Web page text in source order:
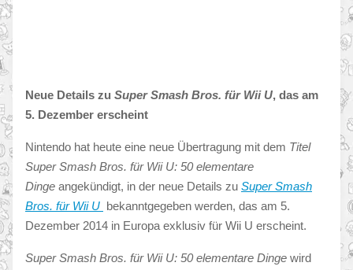
Neue Details zu Super Smash Bros. für Wii U, das am
5. Dezember erscheint
Nintendo hat heute eine neue Übertragung mit dem Titel
Super Smash Bros. für Wii U: 50 elementare
Dinge angekündigt, in der neue Details zu Super Smash
Bros. für Wii U bekanntgegeben werden, das am 5.
Dezember 2014 in Europa exklusiv für Wii U erscheint.
Super Smash Bros. für Wii U: 50 elementare Dinge wird